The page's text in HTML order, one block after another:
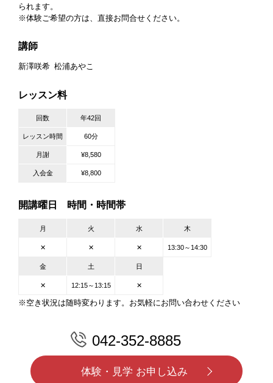
られます。
※体験ご希望の方は、直接お問合せください。
講師
新澤咲希 松浦あやこ
レッスン料
回数 年42回
レッスン時間 60分
月謝 ¥8,580
入会金 ¥8,800
開講曜日 時間・時間帯
月 火 水 木
✕ ✕ ✕ 13:30～14:30
金 土 日
✕ 12:15～13:15 ✕
※空き状況は随時変わります。お気軽にお問い合わせください
042-352-8885
体験・見学 お申し込み